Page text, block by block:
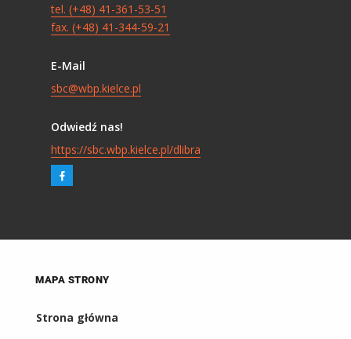
tel. (+48) 41-361-53-51
fax. (+48) 41-344-59-21
E-Mail
sbc@wbp.kielce.pl
Odwiedź nas!
https://sbc.wbp.kielce.pl/dlibra
MAPA STRONY
Strona główna